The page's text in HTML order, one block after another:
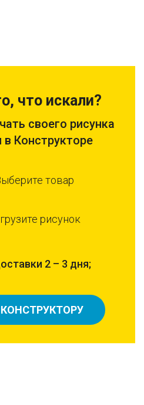
что искали?
своего рисунка
в Конструкторе
товар
рисунок
2 – 3 дня;